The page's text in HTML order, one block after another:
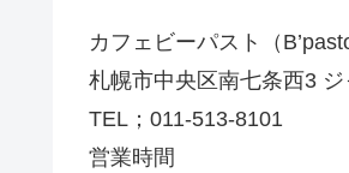
カフェビーパスト（B’pasto
札幌市中央区南七条西3
TEL；011-513-8101
営業時間